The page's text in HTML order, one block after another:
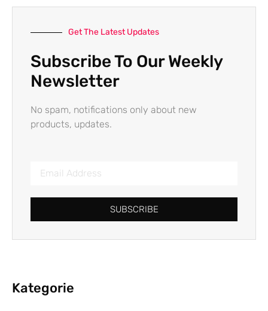
Get The Latest Updates
Subscribe To Our Weekly
Newsletter
No spam, notifications only about new
products, updates.
SUBSCRIBE
Kategorie